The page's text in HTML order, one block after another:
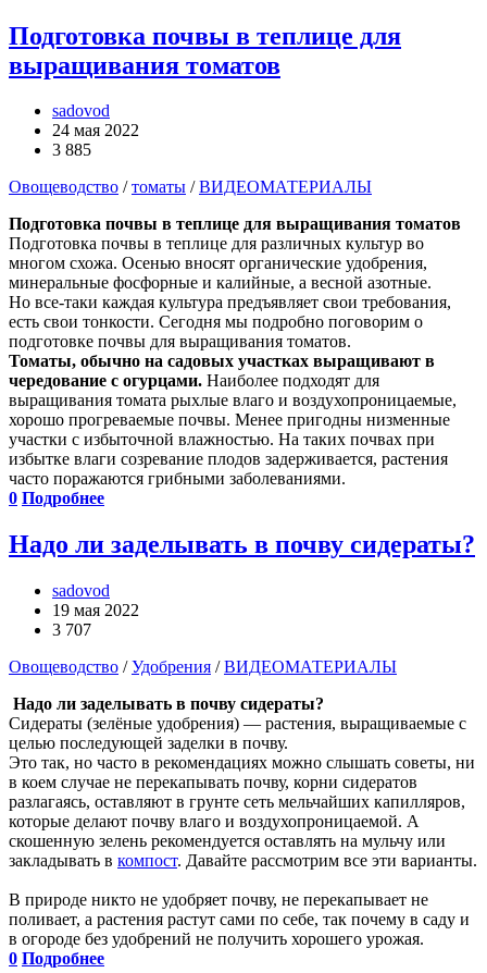
Подготовка почвы в теплице для
выращивания томатов
sadovod
24 мая 2022
3 885
Овощеводство /томаты /ВИДЕОМАТЕРИАЛЫ
Подготовка почвы в теплице для выращивания томатов
Подготовка почвы в теплице для различных культур во
многом схожа. Осенью вносят органические удобрения,
минеральные фосфорные и калийные, а весной азотные.
Но все-таки каждая культура предъявляет свои требования,
есть свои тонкости. Сегодня мы подробно поговорим о
подготовке почвы для выращивания томатов.
Томаты, обычно на садовых участках выращивают в
чередование с огурцами. Наиболее подходят для
выращивания томата рыхлые влаго и воздухопроницаемые,
хорошо прогреваемые почвы. Менее пригодны низменные
участки с избыточной влажностью. На таких почвах при
избытке влаги созревание плодов задерживается, растения
часто поражаются грибными заболеваниями.
0 Подробнее
Надо ли заделывать в почву сидераты?
sadovod
19 мая 2022
3 707
Овощеводство /Удобрения /ВИДЕОМАТЕРИАЛЫ
Надо ли заделывать в почву сидераты?
Сидераты (зелёные удобрения) — растения, выращиваемые с
целью последующей заделки в почву.
Это так, но часто в рекомендациях можно слышать советы, ни
в коем случае не перекапывать почву, корни сидератов
разлагаясь, оставляют в грунте сеть мельчайших капилляров,
которые делают почву влаго и воздухопроницаемой. А
скошенную зелень рекомендуется оставлять на мульчу или
закладывать в компост. Давайте рассмотрим все эти варианты.
В природе никто не удобряет почву, не перекапывает не
поливает, а растения растут сами по себе, так почему в саду и
в огороде без удобрений не получить хорошего урожая.
0 Подробнее